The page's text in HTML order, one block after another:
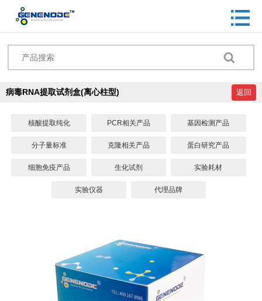
病毒RNA提取试剂盒(离心柱型) 返回
核酸提取纯化 PCR相关产品 基因检测产品
分子量标准 克隆相关产品 蛋白研究产品
细胞免疫产品 生化试剂 实验耗材
实验仪器 代理品牌